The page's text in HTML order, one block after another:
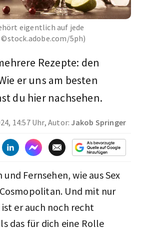
eigentlich auf jede
5ph)
Rezepte: den
er uns am besten
du hier nachsehen.
14:57 Uhr, Autor: Jakob Springer
Fernsehen, wie aus Sex
Und mit nur
ist er auch noch recht
das für dich eine Rolle